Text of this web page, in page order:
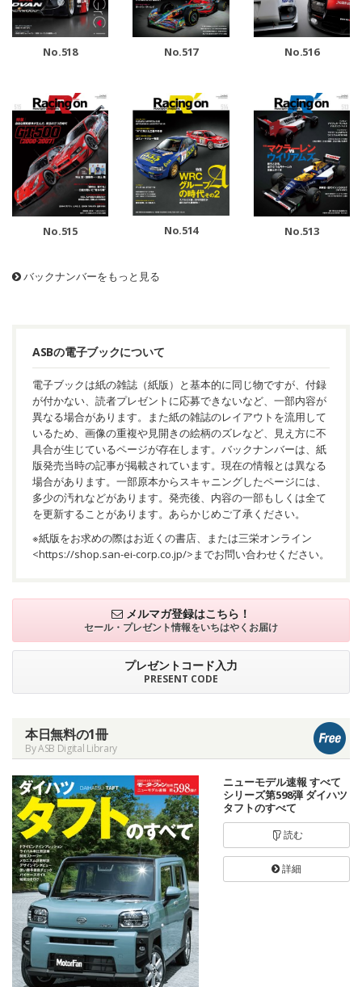
No.518 No.517 No.516
No.515 No.514 No.513
バックナンバーをもっと見る
ASBの電子ブックについて
電子ブックは紙の雑誌（紙版）と基本的に同じ物ですが、付録
が付かない、読者プレゼントに応募できないなど、一部内容が
異なる場合があります。また紙の雑誌のレイアウトを流用して
いるため、画像の重複や見開きの絵柄のズレなど、見え方に不
具合が生じているページが存在します。バックナンバーは、紙
版発売当時の記事が掲載されています。現在の情報とは異なる
場合があります。一部原本からスキャニングしたページには、
多少の汚れなどがあります。発売後、内容の一部もしくは全て
を更新することがあります。あらかじめご了承ください。
※紙版をお求めの際はお近くの書店、または三栄オンライン
<https://shop.san-ei-corp.co.jp/>までお問い合わせください。
メルマガ登録はこちら！
セール・プレゼント情報をいちはやくお届け
プレゼントコード入力
PRESENT CODE
本日無料の1冊
By ASB Digital Library
ニューモデル速報 すべて
シリーズ第598弾 ダイハツ
タフトのすべて
読む
詳細